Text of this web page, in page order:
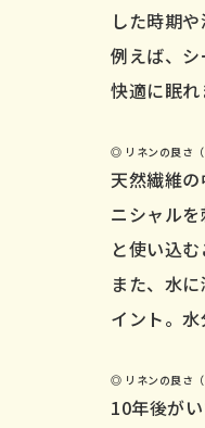
した時期
例えば、
快適に眠れ
◎ リネンの良さ
天然繊維
ニシャル
と使い込む
また、水
イント。
◎ リネンの良さ
10年後が